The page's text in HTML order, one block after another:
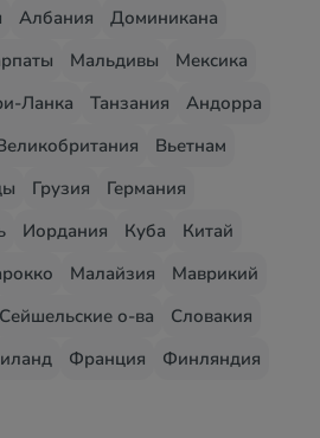
Албания
Доминикана
Мальдивы
Мексика
Ланка Танзания
Андорра
Вьетнам
Грузия
Германия
Иордания Куба
Китай
Малайзия
Маврикий
Сейшельские о-ва
Словакия
Франция
Финляндия